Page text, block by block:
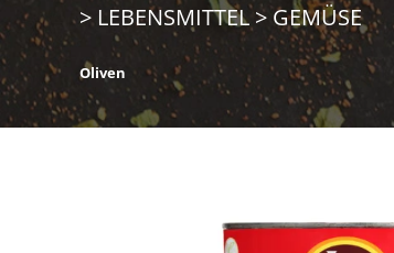
> LEBENSMITTEL>GEMÜSE
Oliven